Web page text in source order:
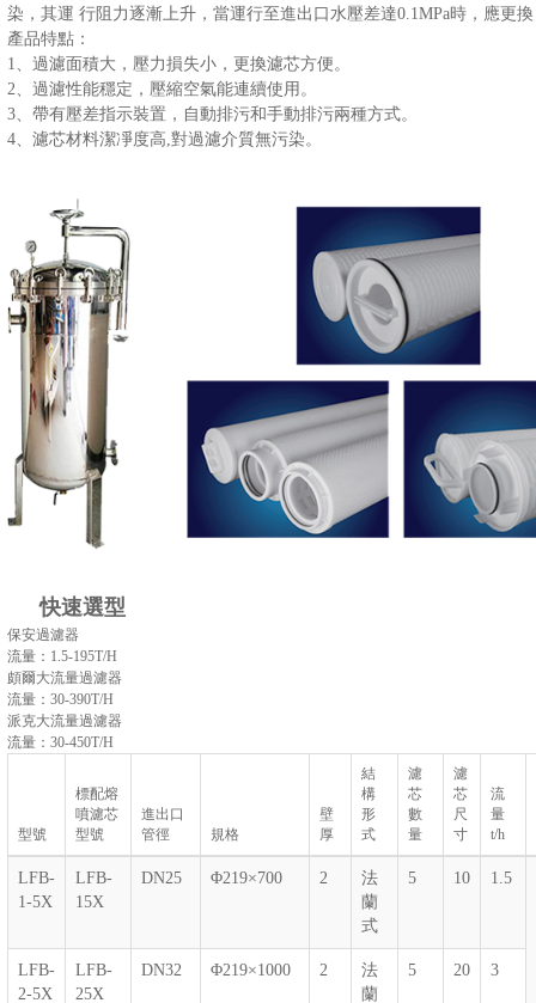
染，其運 行阻力逐漸上升，當運行至進出口水壓差達0.1MPa時，應更換
產品特點：
1、過濾面積大，壓力損失小，更換濾芯方便。
2、過濾性能穩定，壓縮空氣能連續使用。
3、帶有壓差指示裝置，自動排污和手動排污兩種方式。
4、濾芯材料潔凈度高,對過濾介質無污染。
快速選型
保安過濾器
流量：1.5-195T/H
頗爾大流量過濾器
流量：30-390T/H
派克大流量過濾器
流量：30-450T/H
型號
標配熔
噴濾芯
型號
進出口
管徑
規格
壁
厚
結
構
形
式
濾
芯
數
量
濾
芯
尺
寸
流
量
t/h
LFB-
1-5X
LFB-
15X
DN25 Φ219×700 2
法
蘭
式
5 10 1.5
LFB-
2-5X
LFB-
25X
DN32 Φ219×1000 2
法
蘭
5 20 3